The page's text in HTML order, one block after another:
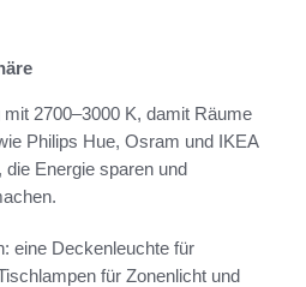
2700–3000 K, damit Räume
Philips Hue, Osram und IKEA
Energie sparen und
eine Deckenleuchte für
für Zonenlicht und